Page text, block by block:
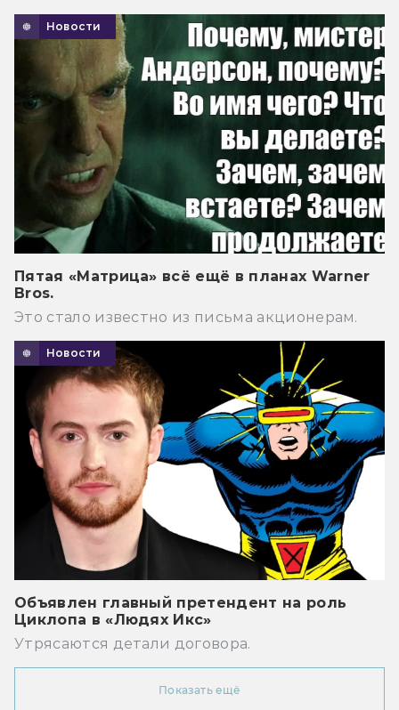
Новости
Пятая «Матрица» всё ещё в планах Warner
Bros.
Это стало известно из письма акционерам.
Новости
Объявлен главный претендент на роль
Циклопа в «Людях Икс»
Утрясаются детали договора.
Показать ещё